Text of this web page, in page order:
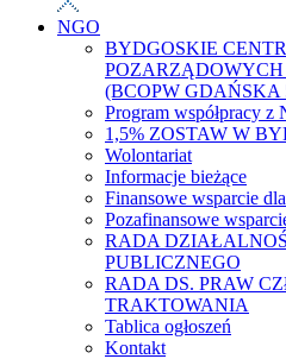
NGO
BYDGOSKIE
(BCOPW GDAŃSKA
Program współpracy z
1,5% ZOSTAW W
Wolontariat
Informacje bieżące
Finansowe wsparcie
Pozafinansowe
RADA
PUBLICZNEGO
RADA DS. PRAW
TRAKTOWANIA
Tablica ogłoszeń
Kontakt